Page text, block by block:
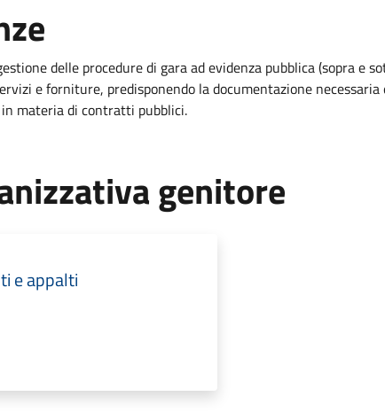
delle procedure di gara ad evidenza pubblica (sopra e
e forniture, predisponendo la documentazione
materia di contratti pubblici.
genitore
e appalti